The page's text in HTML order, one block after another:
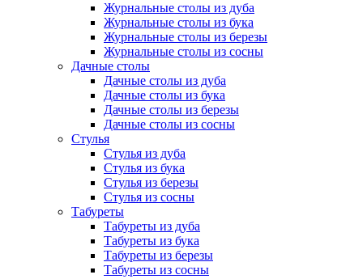
Журнальные столы из дуба
Журнальные столы из бука
Журнальные столы из березы
Журнальные столы из сосны
Дачные столы
Дачные столы из дуба
Дачные столы из бука
Дачные столы из березы
Дачные столы из сосны
Стулья
Стулья из дуба
Стулья из бука
Стулья из березы
Стулья из сосны
Табуреты
Табуреты из дуба
Табуреты из бука
Табуреты из березы
Табуреты из сосны